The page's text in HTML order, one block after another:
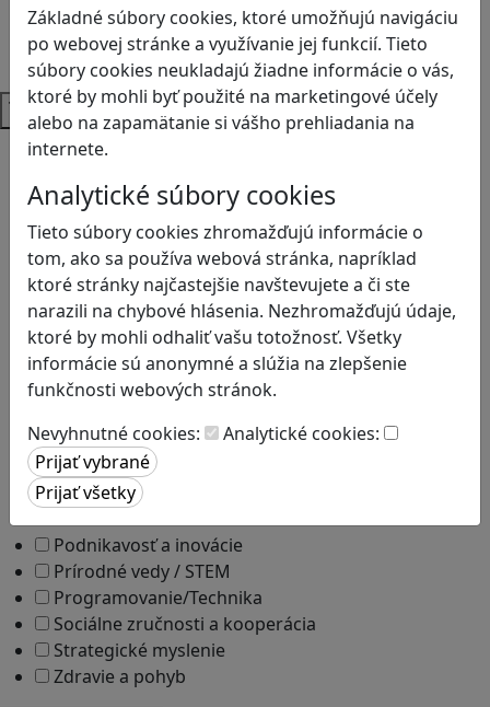
Základné súbory cookies, ktoré umožňujú navigáciu
po webovej stránke a využívanie jej funkcií. Tieto
súbory cookies neukladajú žiadne informácie o vás,
ktoré by mohli byť použité na marketingové účely
alebo na zapamätanie si vášho prehliadania na
internete.
Analytické súbory cookies
Tieto súbory cookies zhromažďujú informácie o
tom, ako sa používa webová stránka, napríklad
ktoré stránky najčastejšie navštevujete a či ste
narazili na chybové hlásenia. Nezhromažďujú údaje,
ktoré by mohli odhaliť vašu totožnosť. Všetky
informácie sú anonymné a slúžia na zlepšenie
funkčnosti webových stránok.
Nevyhnutné cookies:
Analytické cookies:
Dejiny umenia
Ekonómia
Ekonomika
Témy
Bezpečnosť na internete
Digitálna rovnováha
Ekológia
Emočná inteligencia
Finančná gramotnosť
Globálne vzdelávanie
Kreativita
Kritické myslenie
Kultúrne dedičstvo
Logické myslenie
Ľudské práva a tolerancia
Mediálna gramotnosť
Motorika a koncentrácia
Podnikavosť a inovácie
Prírodné vedy / STEM
Programovanie/Technika
Sociálne zručnosti a kooperácia
Strategické myslenie
Zdravie a pohyb